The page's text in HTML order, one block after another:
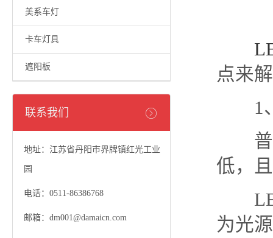
美系车灯
卡车灯具
遮阳板
联系我们
地址：江苏省丹阳市界牌镇红光工业
园
电话：0511-86386768
邮箱：dm001@damaicn.com
点来
1
普通
低，
LED
为光